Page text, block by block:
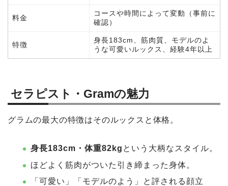
料金
コースや時間によって変動（事前に
確認）
特徴
身長183cm、筋肉質、モデルのよ
うな可愛いルックス、経験4年以上
セラピスト・Gramの魅力
グラムの最大の特徴はそのルックスと体格。
身長183cm・体重82kg という大柄なスタイル。
ほどよく筋肉がついた引き締まった身体。
「可愛い」「モデルのよう」と評される顔立